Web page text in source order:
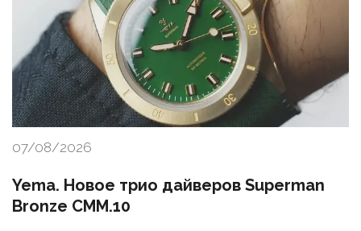
07/08/2026
Yema. Новое трио дайверов Superman
Bronze CMM.10